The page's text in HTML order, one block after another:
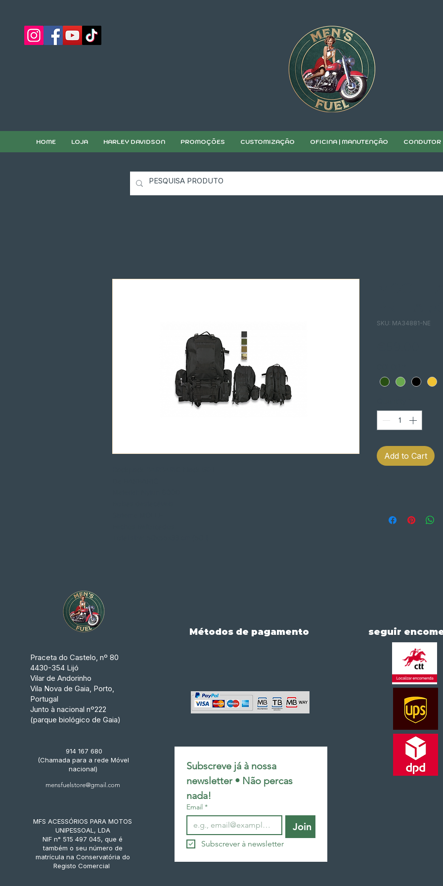
HOME LOJA HARLEY DAVIDSON PROMOÇÕES CUSTOMIZAÇÃO OFICINA | MANUTENÇÃO CONDUTOR
SKU: MA34881-NE
Add to Cart
Praceta do Castelo, nº 80
4430-354 Lijó
Vilar de Andorinho
Vila Nova de Gaia, Porto,
Portugal
Junto à nacional nº222
(parque biológico de Gaia)
914 167 680
(Chamada para a rede Móvel
nacional)
mensfuelstore@gmail.com
MFS ACESSÓRIOS PARA MOTOS
UNIPESSOAL, LDA
NIF n° 515 497 045, que é
também o seu número de
matrícula na Conservatória do
Registo Comercial
Métodos de pagamento
Subscreve já à nossa
newsletter • Não percas
nada!
Email *
Join
Subscrever à newsletter
seguir